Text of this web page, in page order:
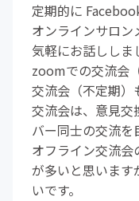
定期的に
オンラインサロン
気軽にお話ししま
zoomでの交流会
交流会（不定期）
交流会は、意見交
バー同士の交流を
オフライン交流会
が多いと思います
いです。